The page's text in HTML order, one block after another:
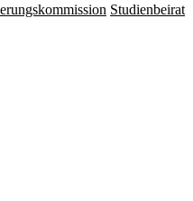
Studienbeirat